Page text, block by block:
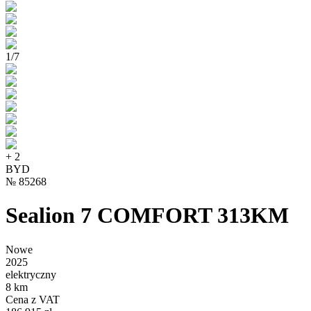
1/7
+ 2
BYD
№ 85268
Sealion 7 COMFORT 313KM
Nowe
2025
elektryczny
8 km
Cena z VAT